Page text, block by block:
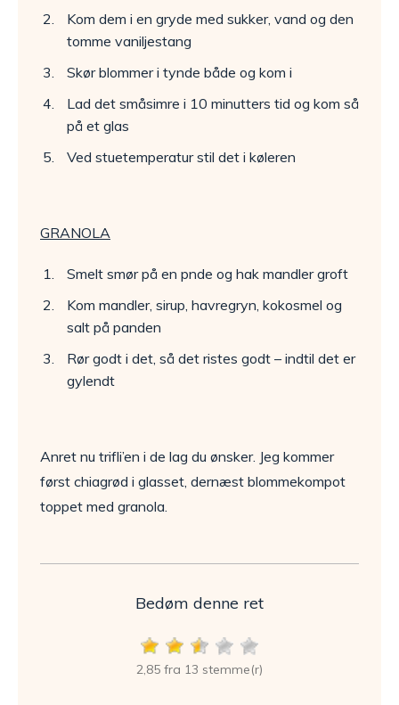
Kom dem i en gryde med sukker, vand og den
tomme vaniljestang
Skør blommer i tynde både og kom i
Lad det småsimre i 10 minutters tid og kom så
på et glas
Ved stuetemperatur stil det i køleren
GRANOLA
Smelt smør på en pnde og hak mandler groft
Kom mandler, sirup, havregryn, kokosmel og
salt på panden
Rør godt i det, så det ristes godt – indtil det er
gylendt
Anret nu trifli’en i de lag du ønsker. Jeg kommer
først chiagrød i glasset, dernæst blommekompot
toppet med granola.
Bedøm denne ret
2,85 fra 13 stemme(r)